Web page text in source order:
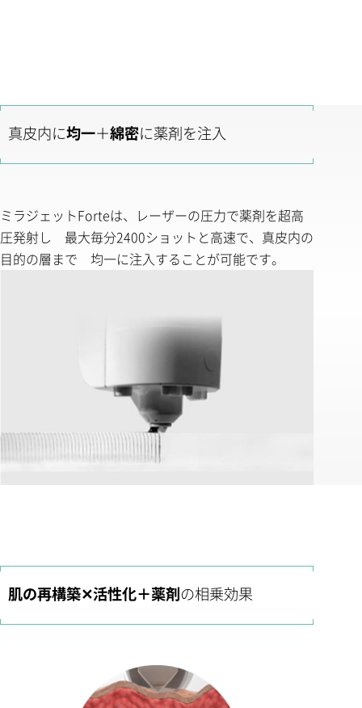
真皮内に均一＋綿密に薬剤を注入
ミラジェットForteは、レーザーの圧力で薬剤を超高
圧発射し 最大毎分2400ショットと高速で、真皮内の
目的の層まで 均一に注入することが可能です。
肌の再構築✕活性化＋薬剤 の相乗効果